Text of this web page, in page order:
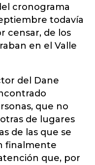
cronograma
todavía
censar, de los
en el Valle
del Dane
que no
de lugares
de las que se
finalmente
que, por